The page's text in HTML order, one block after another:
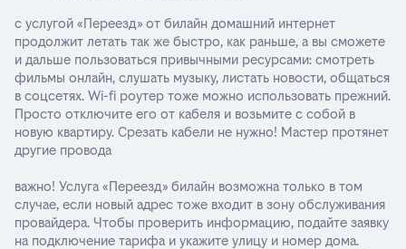
с услугой «Переезд» от билайн домашний интернет
продолжит летать так же быстро, как раньше, а вы сможете
и дальше пользоваться привычными ресурсами: смотреть
фильмы онлайн, слушать музыку, листать новости, общаться
в соцсетях. Wi-fi роутер тоже можно использовать прежний.
Просто отключите его от кабеля и возьмите с собой в
новую квартиру. Срезать кабели не нужно! Мастер протянет
другие провода
важно! Услуга «Переезд» билайн возможна только в том
случае, если новый адрес тоже входит в зону обслуживания
провайдера. Чтобы проверить информацию, подайте заявку
на подключение тарифа и укажите улицу и номер дома.